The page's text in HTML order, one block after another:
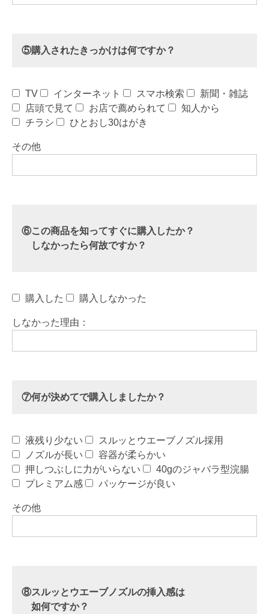
⑤購入されたきっかけは何ですか？
TV インターネット スマホ検索
新聞・雑誌
店頭で見て
お店で薦められて
知人から
チラシ
ひとおし30はがき
その他
⑥この商品を知ってすぐに購入したか？
しなかったら何故ですか？
購入した 購入しなかった
しなかった理由：
⑦何が決めてで購入しましたか？
液残り少ない
スルッとウエーブノズル採用
ノズルが長い
容器が柔らかい
押しつぶしに力がいらない
40gのジャバラ型浣腸
プレミアム感
パッケージが良い
その他
⑧スルッとウエーブノズルの挿入感は
如何ですか？